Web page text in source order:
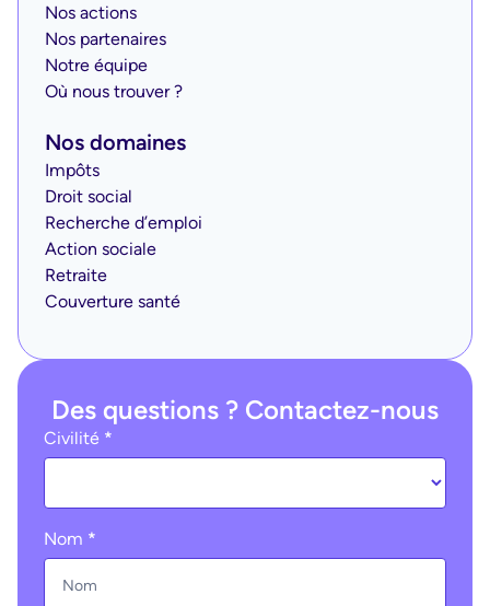
Nos actions
Nos partenaires
Notre équipe
Où nous trouver ?
Nos domaines
Impôts
Droit social
Recherche d’emploi
Action sociale
Retraite
Couverture santé
Des questions ? Contactez-nous
Ohme
:
(footer)
Civilité *
Nom *